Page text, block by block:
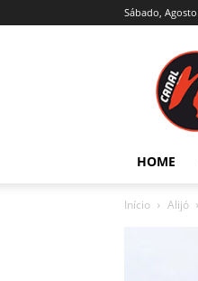
Sábado,
HOME
Início Alijó